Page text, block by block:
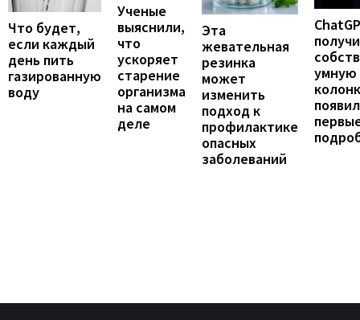
Что будет,
если каждый
день пить
газированную
воду
Ученые
выяснили,
что
ускоряет
старение
организма
на самом
деле
Эта
жевательная
резинка
может
изменить
подход к
профилактике
опасных
заболеваний
умную